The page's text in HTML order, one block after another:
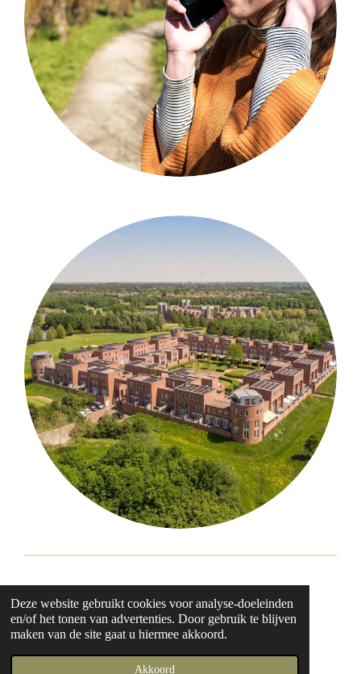
Deze website gebruikt cookies voor analyse-doeleinden
en/of het tonen van advertenties. Door gebruik te blijven
maken van de site gaat u hiermee akkoord.
Akkoord
Algemene voorwaarden
Privacyverklaring
© 2023 - 2026 wanderjenn